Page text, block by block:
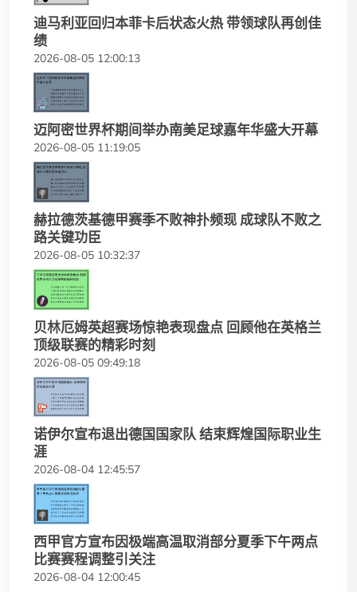
迪马利亚回归本菲卡后状态火热 带领球队再创佳
绩
2026-08-05 12:00:13
迈阿密世界杯期间举办南美足球嘉年华盛大开幕
2026-08-05 11:19:05
赫拉德茨基德甲赛季不败神扑频现 成球队不败之
路关键功臣
2026-08-05 10:32:37
贝林厄姆英超赛场惊艳表现盘点 回顾他在英格兰
顶级联赛的精彩时刻
2026-08-05 09:49:18
诺伊尔宣布退出德国国家队 结束辉煌国际职业生
涯
2026-08-04 12:45:57
西甲官方宣布因极端高温取消部分夏季下午两点
比赛赛程调整引关注
2026-08-04 12:00:45